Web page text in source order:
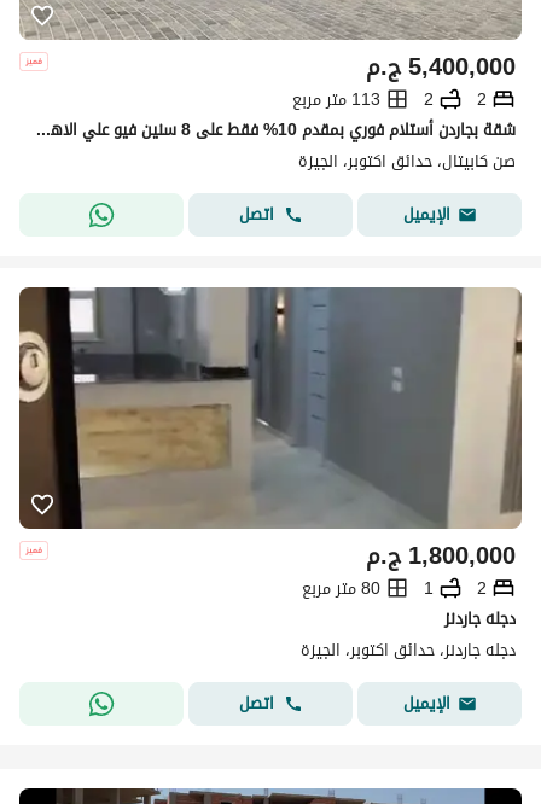
ج.م5,400,000
2
2
113 متر مربع
شقة بجاردن أستلام فوري بمقدم 10% فقط على 8 سنين فيو علي الاهرامات
صن كابيتال، حدائق اكتوبر، الجيزة
الإيميل
اتصل
ج.م1,800,000
2
1
80 متر مربع
دجله جاردنز
دجله جاردنز، حدائق اكتوبر، الجيزة
الإيميل
اتصل